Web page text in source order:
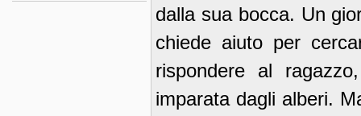
dalla sua bocca. Un
chiede aiuto per
rispondere al
imparata dagli alberi.